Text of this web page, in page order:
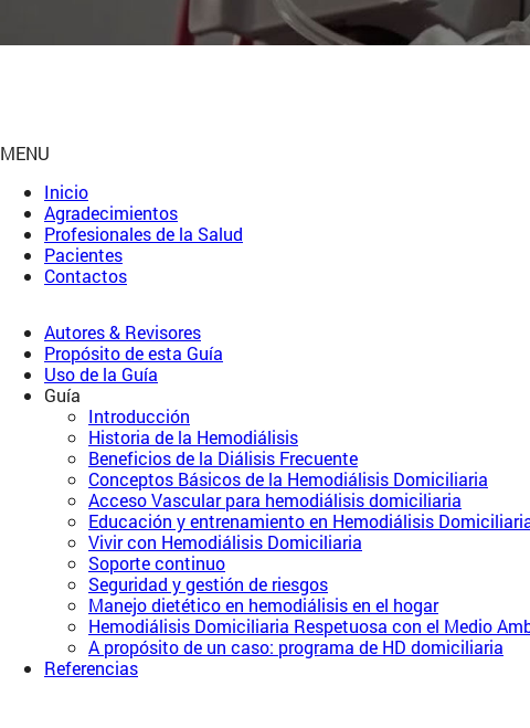
MENU
Inicio
Agradecimientos
Profesionales de la Salud
Pacientes
Contactos
Autores & Revisores
Propósito de esta Guía
Uso de la Guía
Guía
Introducción
Historia de la Hemodiálisis
Beneficios de la Diálisis Frecuente
Conceptos Básicos de la Hemodiálisis Domiciliaria
Acceso Vascular para hemodiálisis domiciliaria
Educación y entrenamiento en Hemodiálisis
Vivir con Hemodiálisis Domiciliaria
Soporte continuo
Seguridad y gestión de riesgos
Manejo dietético en hemodiálisis en el hogar
Hemodiálisis Domiciliaria Respetuosa con el Medio
A propósito de un caso: programa de HD domiciliaria
Referencias